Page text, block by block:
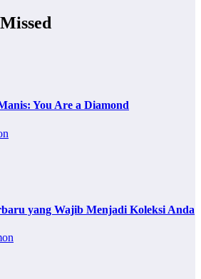
You Are a Diamond
yang Wajib Menjadi Koleksi Anda